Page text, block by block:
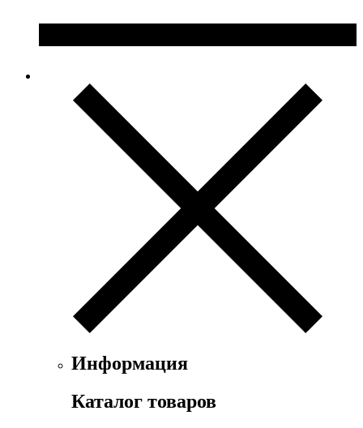
Информация
Каталог товаров